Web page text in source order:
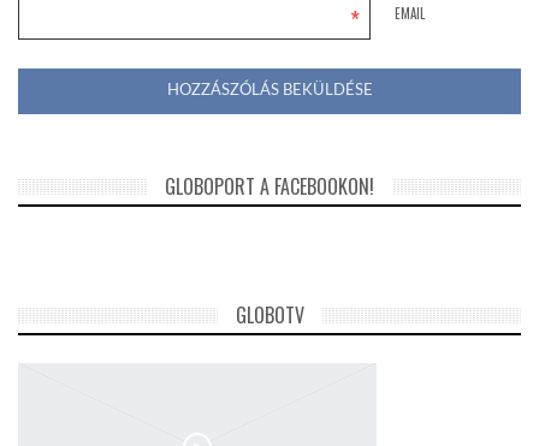
EMAIL
*
GLOBOPORT A FACEBOOKON!
GLOBOTV